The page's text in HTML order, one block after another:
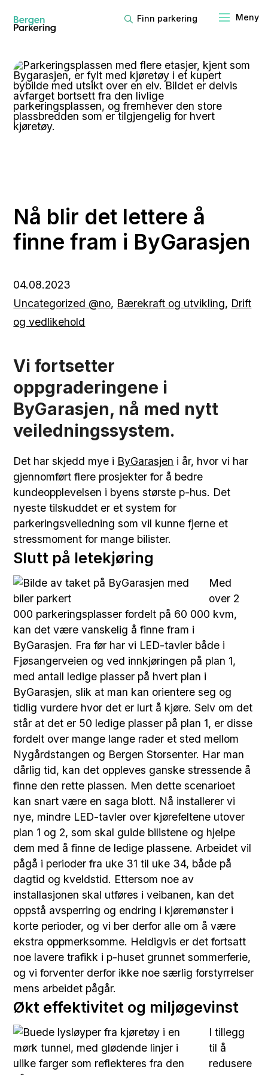
Finn parkering
Nå blir det lettere å
finne fram i ByGarasjen
04.08.2023
Uncategorized @no, Bærekraft og utvikling, Drift
og vedlikehold
Vi fortsetter
oppgraderingene i
ByGarasjen, nå med nytt
veiledningssystem.
Det har skjedd mye i ByGarasjen i år, hvor vi har
gjennomført flere prosjekter for å bedre
kundeopplevelsen i byens største p-hus. Det
nyeste tilskuddet er et system for
parkeringsveiledning som vil kunne fjerne et
stressmoment for mange bilister.
Slutt på letekjøring
Med
over 2
000 parkeringsplasser fordelt på 60 000 kvm,
kan det være vanskelig å finne fram i
ByGarasjen. Fra før har vi LED-tavler både i
Fjøsangerveien og ved innkjøringen på plan 1,
med antall ledige plasser på hvert plan i
ByGarasjen, slik at man kan orientere seg og
tidlig vurdere hvor det er lurt å kjøre. Selv om det
står at det er 50 ledige plasser på plan 1, er disse
fordelt over mange lange rader et sted mellom
Nygårdstangen og Bergen Storsenter. Har man
dårlig tid, kan det oppleves ganske stressende å
finne den rette plassen. Men dette scenarioet
kan snart være en saga blott. Nå installerer vi
nye, mindre LED-tavler over kjørefeltene utover
plan 1 og 2, som skal guide bilistene og hjelpe
dem med å finne de ledige plassene. Arbeidet vil
pågå i perioder fra uke 31 til uke 34, både på
dagtid og kveldstid. Ettersom noe av
installasjonen skal utføres i veibanen, kan det
oppstå avsperring og endring i kjøremønster i
korte perioder, og vi ber derfor alle om å være
ekstra oppmerksomme. Heldigvis er det fortsatt
noe lavere trafikk i p-huset grunnet sommerferie,
og vi forventer derfor ikke noe særlig forstyrrelser
mens arbeidet pågår.
Økt effektivitet og miljøgevinst
I tillegg
til å
redusere